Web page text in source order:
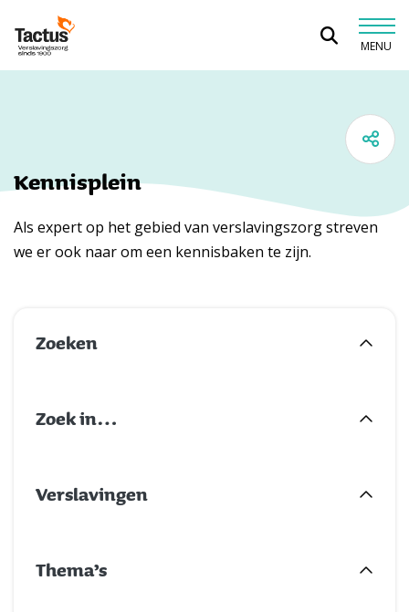
Spring naar content
Tactus Verslavingszorg
MENU
Kennisplein
Als expert op het gebied van verslavingszorg streven
we er ook naar om een kennisbaken te zijn.
Zoeken
Zoek in…
Verslavingen
Thema’s